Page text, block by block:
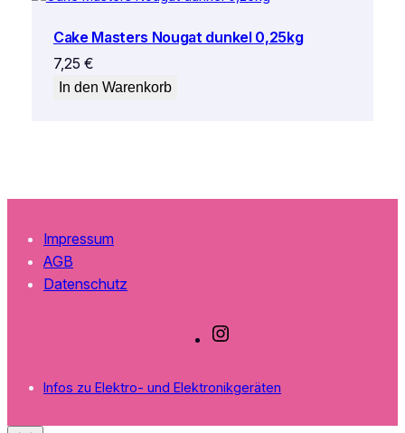
Cake Masters Nougat dunkel 0,25kg
7,25 €
In den Warenkorb
Impressum
AGB
Datenschutz
t
Infos zu Elektro- und Elektronikgeräten